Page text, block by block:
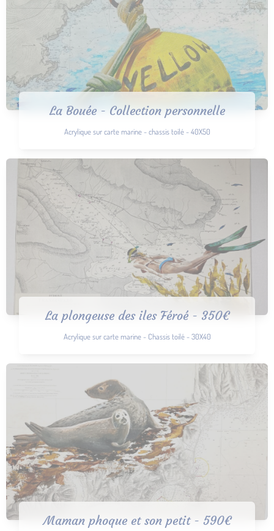
La Bouée - Collection personnelle
Acrylique sur carte marine - chassis toilé - 40X50
La plongeuse des iles Féroé - 350€
Acrylique sur carte marine - Chassis toilé - 30X40
Maman phoque et son petit - 590€